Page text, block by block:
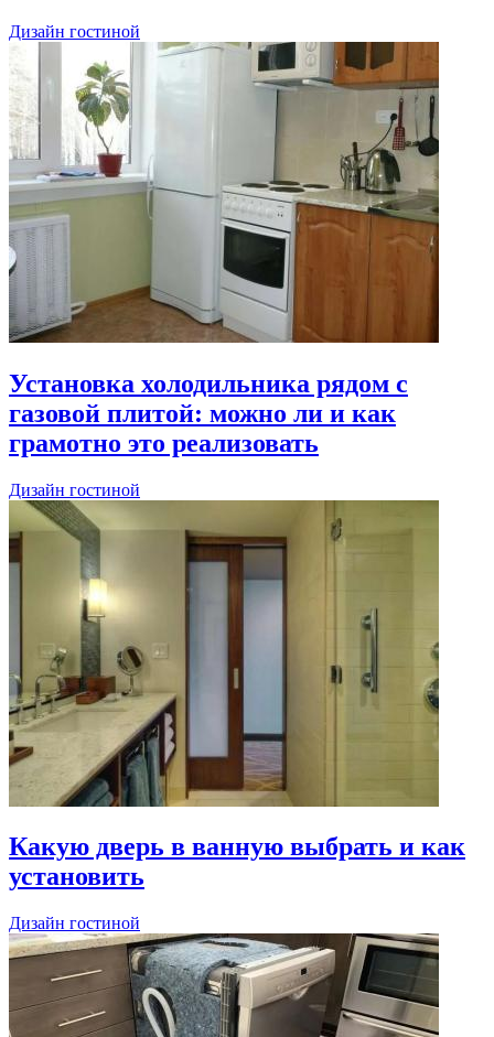
Дизайн гостиной
Установка холодильника рядом с
газовой плитой: можно ли и как
грамотно это реализовать
Дизайн гостиной
Какую дверь в ванную выбрать и как
установить
Дизайн гостиной